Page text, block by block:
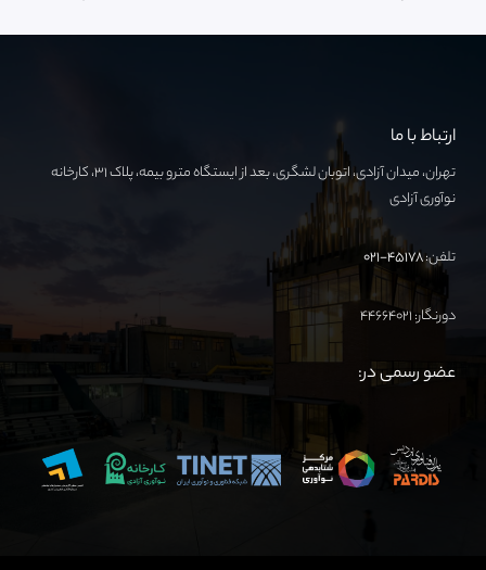
ارتباط با ما
تهران، میدان آزادی، اتوبان لشگری، بعد از ایستگاه مترو بیمه، پلاک ۳۱، کارخانه
نوآوری آزادی
تلفن:۴۵۱۷۸-۰۲۱
دورنگار: ۴۴۶۶۴۰۲۱
عضو رسمی در: